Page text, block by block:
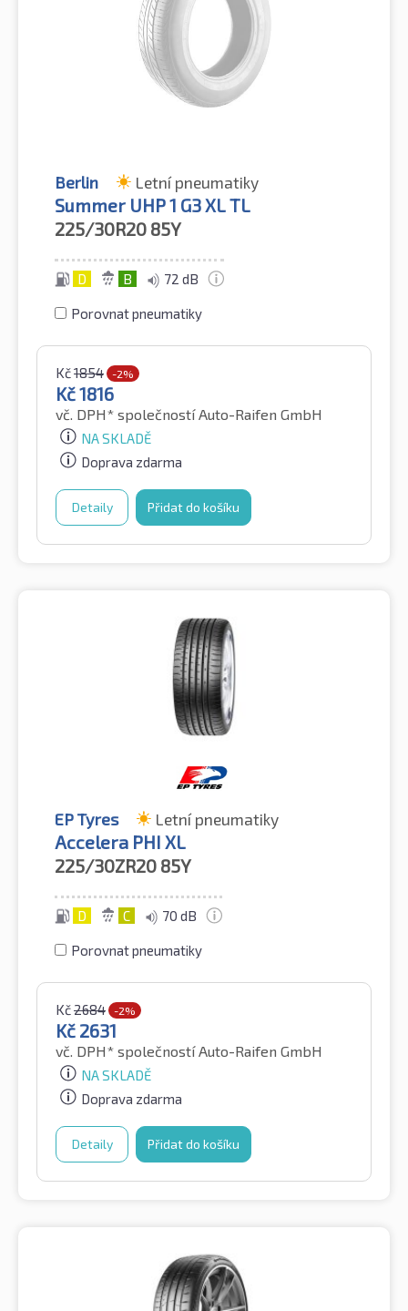
Berlin Letní pneumatiky
Summer UHP 1 G3 XL TL
225/30R20 85Y
D B 72 dB
Porovnat pneumatiky
Kč1854 -2%
Kč1816
vč. DPH* společností Auto-Raifen GmbH
NA SKLADĚ
Doprava zdarma
Detaily Přidat do košíku
EP Tyres Letní pneumatiky
Accelera PHI XL
225/30ZR20 85Y
D C 70 dB
Porovnat pneumatiky
Kč2684 -2%
Kč 2631
vč. DPH* společností Auto-Raifen GmbH
NA SKLADĚ
Doprava zdarma
Detaily Přidat do košíku